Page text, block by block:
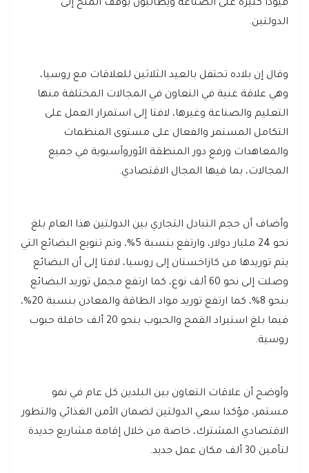
قيودا كثيرة على الصناعة ويطالبون بوقف المنح إلى
الدولتين.
وقال إن بلاده تحتفل بالعيد الثلاثين للعلاقات مع روسيا،
وهي علاقة غنية في التعاون في المجالات المختلفة منها
التعليم والصناعة وغيرها، لافتا إلى استمرار العمل على
التكامل المستمر والفعال على مستوى المنظمات
والمعاهدات ورفع دور المنطقة الأوروآسيوية في جميع
المجالات، بما فيها المجال الاقتصادي.
وأضاف أن حجم التبادل التجاري بين الدولتين هذا العام بلغ
نحو 24 مليار دولار، وارتفع بنسبة 5%، وتم تنويع البضائع التي
يتم توريدها من كازاخستان إلى روسيا، لافتا إلى أن البضائع
وصلت إلى نحو 60 ألف نوع، كما ارتفع مجمل توريد البضائع
بنحو 8%، كما ارتفع توريد مواد الطاقة والمعادن بنسبة 20%،
فيما بلغ استيراد القمح والحبوب بنحو 20 ألف حافلة حبوب
روسية.
وأوضح أن علاقات التعاون بين البلدين كل عام في نمو
مستمر، مؤكدا سعي الدولتين لضمان الأمن الغذائي والتطور
الاقتصادي المشترك، خاصة من خلال إقامة مشاريع جديدة
لتأمين 30 ألف مكان عمل جديد.